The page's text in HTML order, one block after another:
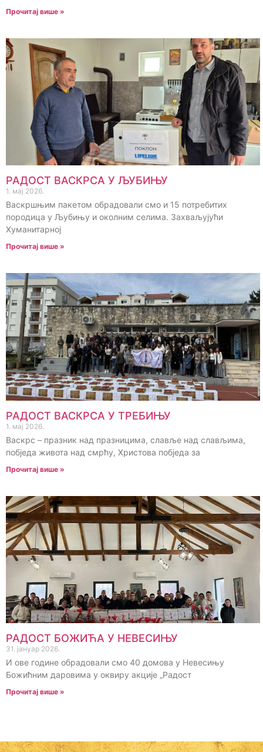
Прочитај више »
РАДОСТ ВАСКРСА У ЉУБИЊУ
1. мај 2026.
Васкршњим пакетом обрадовали смо и 15 потребитих
породица у Љубињу и околним селима. Захваљујући
Хуманитарној
Прочитај више »
РАДОСТ ВАСКРСА У ТРЕБИЊУ
1. мај 2026.
Васкрс – празник над празницима, славље над слављима,
побједа живота над смрћу, Христова побједа за
Прочитај више »
РАДОСТ БОЖИЋА У НЕВЕСИЊУ
31. јануар 2026.
И ове године обрадовали смо 40 домова у Невесињу
Божићним даровима у оквиру акције „Радост
Прочитај више »